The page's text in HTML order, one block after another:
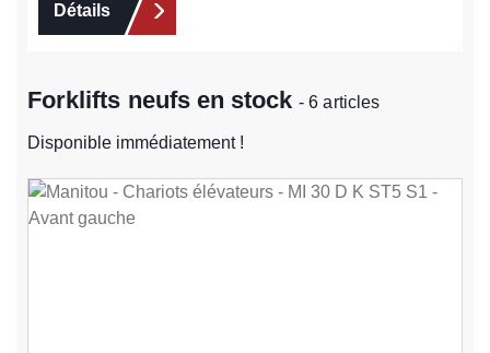
Détails
Forklifts neufs en stock- 6 articles
Disponible immédiatement !